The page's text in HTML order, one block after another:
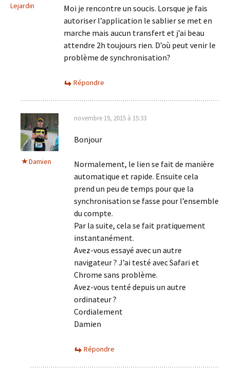
Lejardin
Moi je rencontre un soucis. Lorsque je fais
autoriser l’application le sablier se met en
marche mais aucun transfert et j’ai beau
attendre 2h toujours rien. D’où peut venir le
problème de synchronisation?
Répondre
Damien
novembre 19, 2015 à 15:33
Bonjour
Normalement, le lien se fait de manière
automatique et rapide. Ensuite cela
prend un peu de temps pour que la
synchronisation se fasse pour l’ensemble
du compte.
Par la suite, cela se fait pratiquement
instantanément.
Avez-vous essayé avec un autre
navigateur ? J’ai testé avec Safari et
Chrome sans problème.
Avez-vous tenté depuis un autre
ordinateur ?
Cordialement
Damien
Répondre